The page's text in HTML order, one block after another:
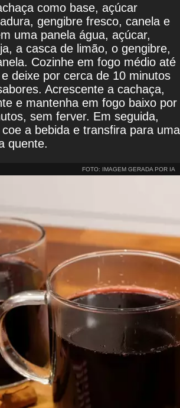
como base, açúcar
gengibre fresco, canela e
uma panela água, açúcar,
a casca de limão, o gengibre,
Cozinhe em fogo médio até
deixe por cerca de 10 minutos
Acrescente a cachaça,
e mantenha em fogo baixo por
sem ferver. Em seguida,
a bebida e transfira para uma
quente.
FOTO: IMAGEM GERADA POR IA